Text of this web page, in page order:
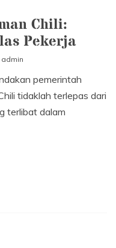
Chili:
Pekerja
admin
pemerintah
tidaklah terlepas dari
terlibat dalam